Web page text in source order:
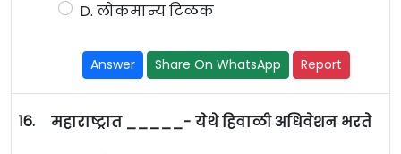
D. लोकमान्य टिळक
Answer Share On WhatsApp Report
16. महाराष्ट्रात _____- येथे हिवाळी अधिवेशन भरते